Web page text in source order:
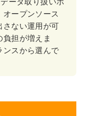
オープンソース
さない運用が可
担が増えま
ンスから選んで